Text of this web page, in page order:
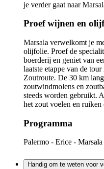
je verder gaat naar
Proef wijnen en
Marsala verwelkomt je
olijfolie. Proef de
boerderij en geniet van
laatste etappe van de
Zoutroute. De 30 km
zoutwindmolens en
steeds worden gebruikt.
het zout voelen en
Programma
Palermo - Erice -
Handig om te weten voor